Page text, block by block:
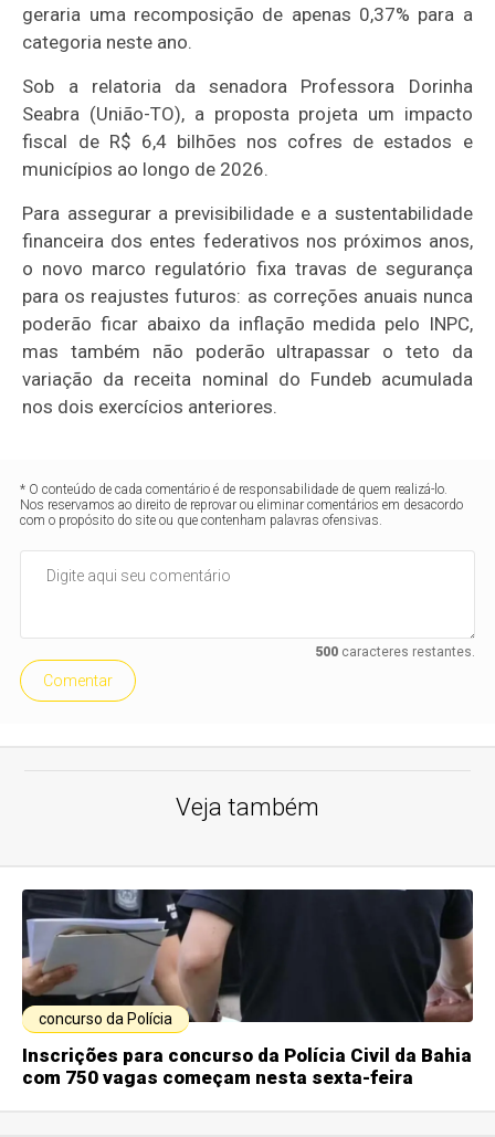
geraria uma recomposição de apenas 0,37% para a
categoria neste ano.
Sob a relatoria da senadora Professora Dorinha
Seabra (União-TO), a proposta projeta um impacto
fiscal de R$ 6,4 bilhões nos cofres de estados e
municípios ao longo de 2026.
Para assegurar a previsibilidade e a sustentabilidade
financeira dos entes federativos nos próximos anos,
o novo marco regulatório fixa travas de segurança
para os reajustes futuros: as correções anuais nunca
poderão ficar abaixo da inflação medida pelo INPC,
mas também não poderão ultrapassar o teto da
variação da receita nominal do Fundeb acumulada
nos dois exercícios anteriores.
* O conteúdo de cada comentário é de responsabilidade de quem realizá-lo.
Nos reservamos ao direito de reprovar ou eliminar comentários em desacordo
com o propósito do site ou que contenham palavras ofensivas.
500caracteres restantes.
Comentar
Veja também
concurso da Polícia
Inscrições para concurso da Polícia Civil da Bahia
com 750 vagas começam nesta sexta-feira